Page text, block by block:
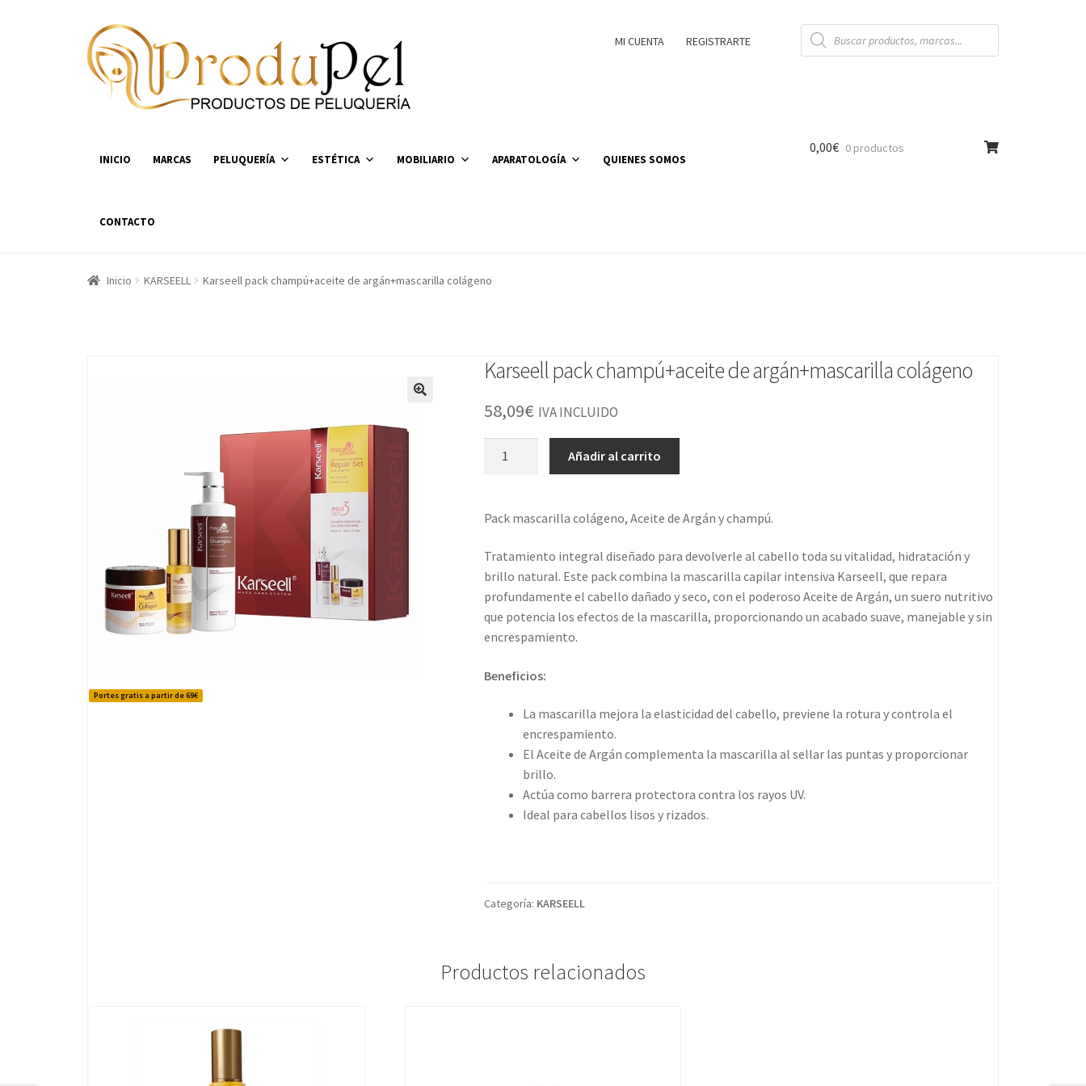
Ir
a
la
navegación
Ir
al
contenido
MI CUENTA REGISTRARTE
Búsqueda
de
productos
INICIO MARCAS PELUQUERÍA ESTÉTICA MOBILIARIO APARATOLOGÍA QUIENES SOMOS
CONTACTO
0,00€ 0 productos
Inicio KARSEELL Karseell pack champú+aceite de argán+mascarilla colágeno
Portes gratis a partir de 69€
Karseell pack champú+aceite de argán+mascarilla colágeno
58,09€ IVA INCLUIDO
argán+mascarilla
Añadir al carrito
Pack mascarilla colágeno, Aceite de Argán y champú.
Tratamiento integral diseñado para devolverle al cabello toda su vitalidad, hidratación y
brillo natural. Este pack combina la mascarilla capilar intensiva Karseell, que repara
profundamente el cabello dañado y seco, con el poderoso Aceite de Argán, un suero nutritivo
que potencia los efectos de la mascarilla, proporcionando un acabado suave, manejable y sin
encrespamiento.
Beneficios:
La mascarilla mejora la elasticidad del cabello, previene la rotura y controla el
encrespamiento.
El Aceite de Argán complementa la mascarilla al sellar las puntas y proporcionar
brillo.
Actúa como barrera protectora contra los rayos UV.
Ideal para cabellos lisos y rizados.
Categoría: KARSEELL
Productos relacionados